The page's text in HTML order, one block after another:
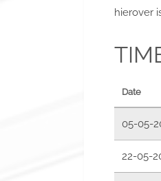
hierover
Date
05-05-
22-05-